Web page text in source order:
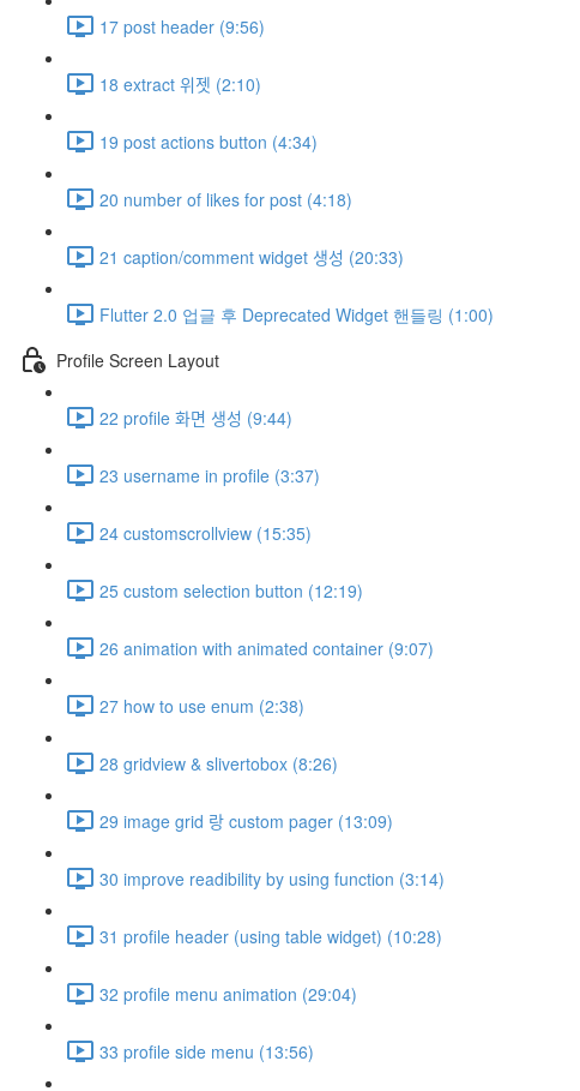
17 post header (9:56)
18 extract 위젯 (2:10)
19 post actions button (4:34)
20 number of likes for post (4:18)
21 caption/comment widget 생성 (20:33)
Flutter 2.0 업글 후 Deprecated Widget 핸들링 (1:00)
Profile Screen Layout
22 profile 화면 생성 (9:44)
23 username in profile (3:37)
24 customscrollview (15:35)
25 custom selection button (12:19)
26 animation with animated container (9:07)
27 how to use enum (2:38)
28 gridview & slivertobox (8:26)
29 image grid 랑 custom pager (13:09)
30 improve readibility by using function (3:14)
31 profile header (using table widget) (10:28)
32 profile menu animation (29:04)
33 profile side menu (13:56)